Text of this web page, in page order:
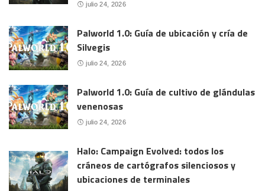
julio 24, 2026
Palworld 1.0: Guía de ubicación y cría de
Silvegis
julio 24, 2026
Palworld 1.0: Guía de cultivo de glándulas
venenosas
julio 24, 2026
Halo: Campaign Evolved: todos los
cráneos de cartógrafos silenciosos y
ubicaciones de terminales